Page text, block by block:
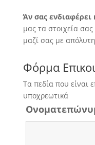
Άν σας ενδιαφέρει
μας τα στοιχεία
μαζί σας με
Φόρμα
Τα πεδία που είναι
υποχρεωτικά